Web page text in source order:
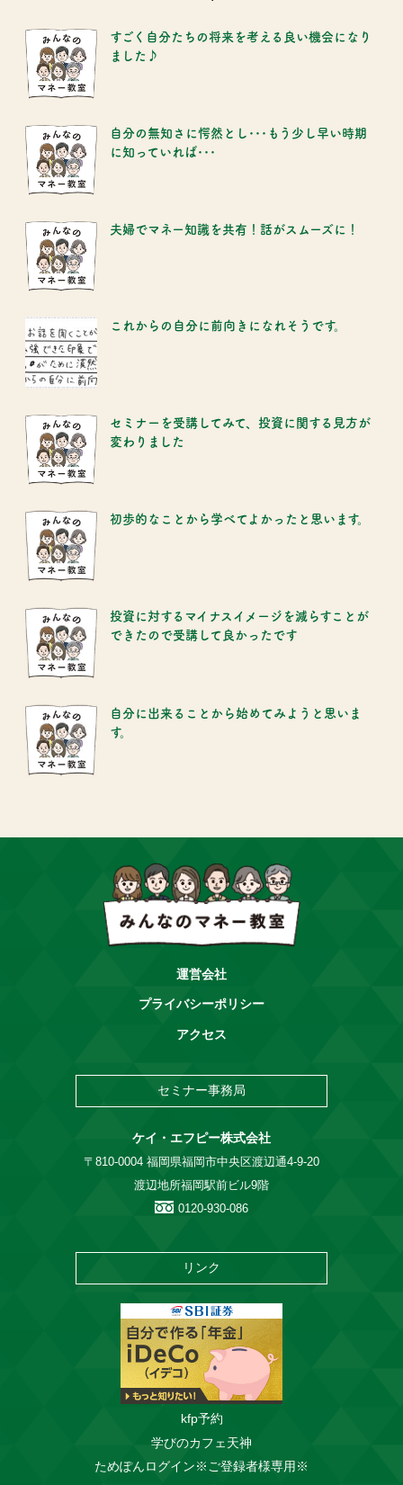
すごく自分たちの将来を考える良い機会になり
ました♪
自分の無知さに愕然とし･･･もう少し早い時期
に知っていれば･･･
夫婦でマネー知識を共有！話がスムーズに！
これからの自分に前向きになれそうです。
セミナーを受講してみて、投資に関する見方が
変わりました
初歩的なことから学べてよかったと思います。
投資に対するマイナスイメージを減らすことが
できたので受講して良かったです
自分に出来ることから始めてみようと思いま
す。
運営会社
プライバシーポリシー
アクセス
セミナー事務局
ケイ・エフピー株式会社
〒810-0004 福岡県福岡市中央区渡辺通4-9-20
渡辺地所福岡駅前ビル9階
0120-930-086
リンク
kfp予約
学びのカフェ天神
ためぽんログイン※ご登録者様専用※